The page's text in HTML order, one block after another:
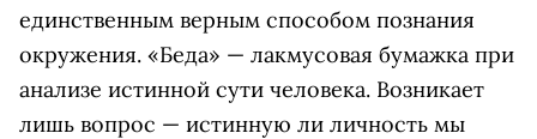
единственным верным способом познания
окружения. «Беда» — лакмусовая бумажка при
анализе истинной сути человека. Возникает
лишь вопрос — истинную ли личность мы